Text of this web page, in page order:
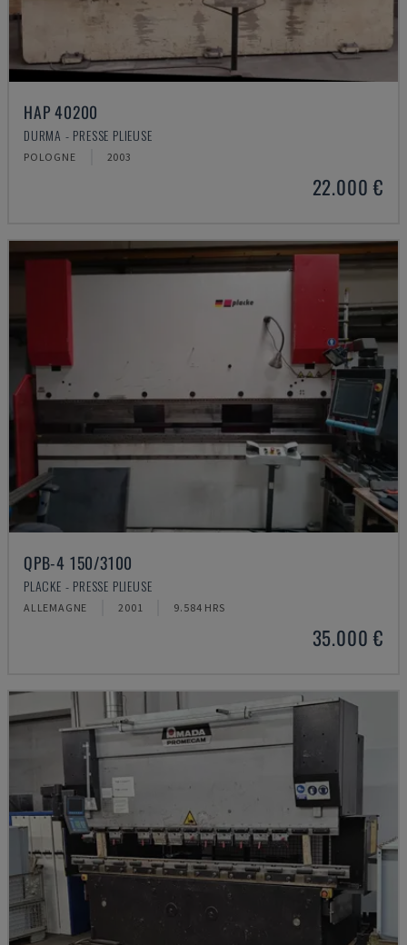
HAP 40200
DURMA - PRESSE PLIEUSE
POLOGNE 2003
22.000 €
QPB-4 150/3100
PLACKE - PRESSE PLIEUSE
ALLEMAGNE 2001 9.584 HRS
35.000 €